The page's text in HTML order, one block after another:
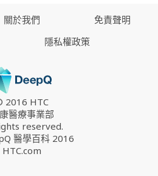
關於我們
免責聲明
隱私權政策
2016 HTC
醫療事業部
reserved.
醫學百科 2016
HTC.com